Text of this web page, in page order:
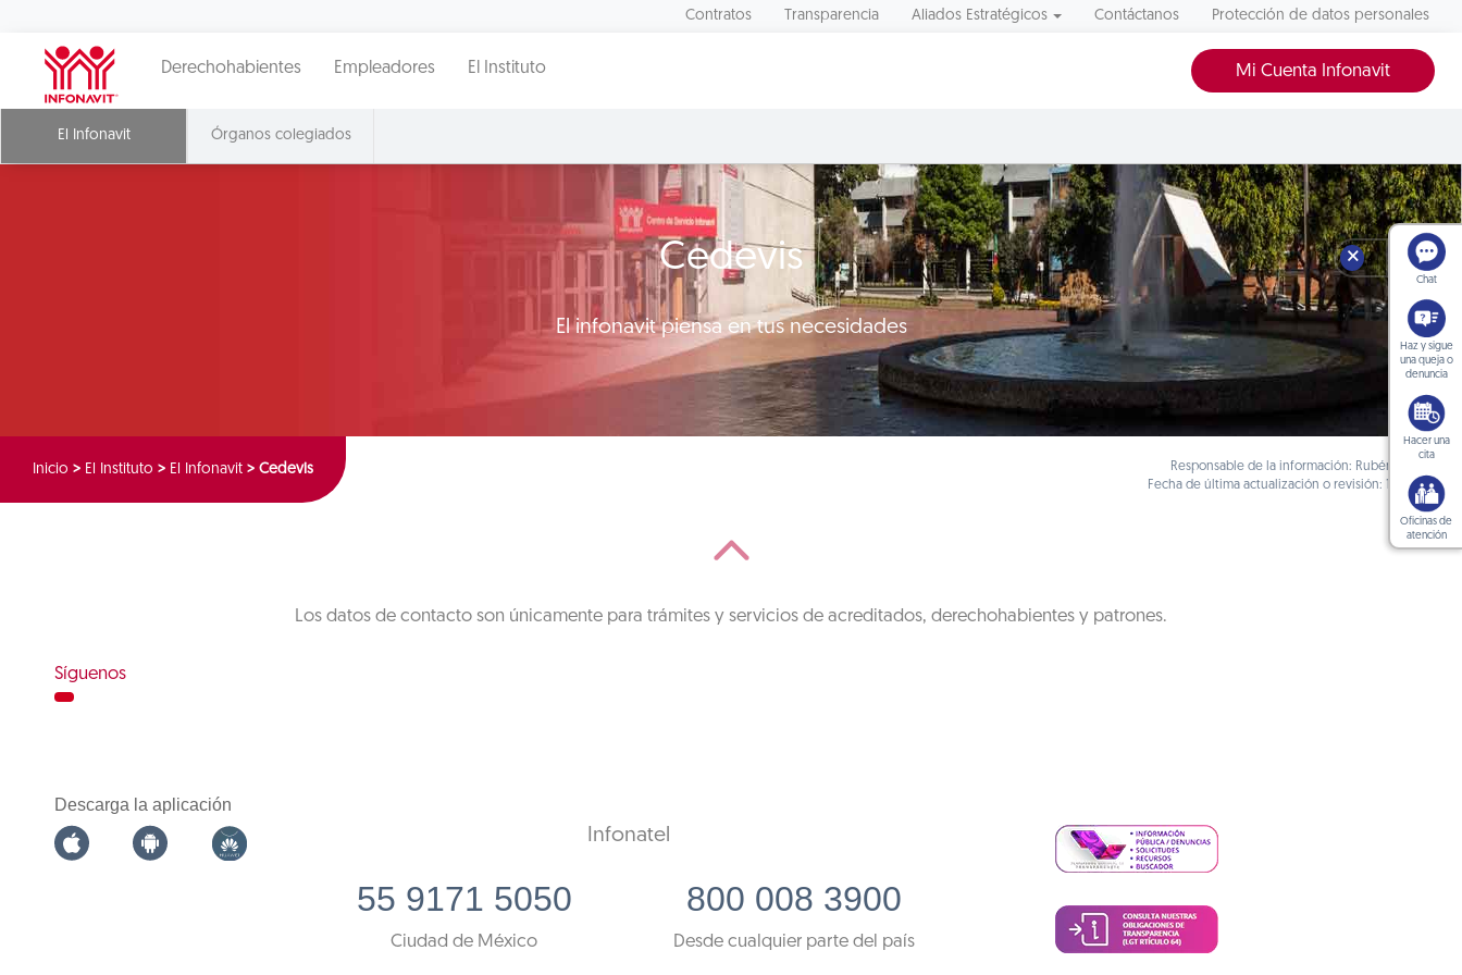
Contratos Transparencia Aliados Estratégicos Contáctanos Protección de datos personales
Derechohabientes Empleadores El Instituto Mi Cuenta Infonavit
El Infonavit Órganos colegiados
Cedevis
El infonavit piensa en tus necesidades
Inicio > El Instituto > El Infonavit > Cedevis
Responsable de la información: Rubén Albarrán
Fecha de última actualización o revisión: 12/01/2018
Los datos de contacto son únicamente para trámites y servicios de acreditados, derechohabientes y patrones.
Síguenos
Descarga la aplicación
Infonatel
55 9171 5050
Ciudad de México
800 008 3900
Desde cualquier parte del país
🗙
Chat
Haz y sigue
una queja o
denuncia
Hacer una
cita
Oficinas de
atención